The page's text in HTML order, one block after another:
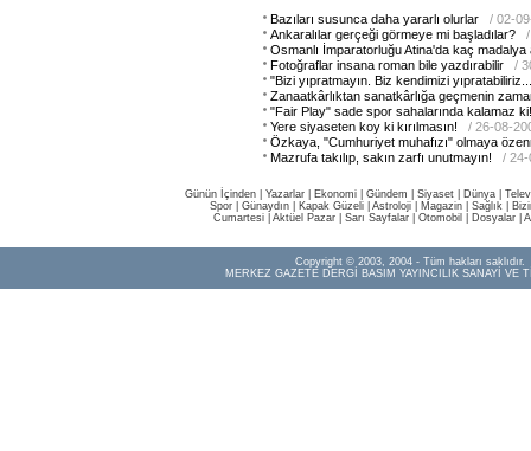
Bazıları susunca daha yararlı olurlar
/ 02-
Ankaralılar gerçeği görmeye mi başladılar?
Osmanlı İmparatorluğu Atina'da kaç madalya
Fotoğraflar insana roman bile yazdırabilir
/
"Bizi yıpratmayın. Biz kendimizi
Zanaatkârlıktan sanatkârlığa geçmenin
"Fair Play" sade spor sahalarında kalamaz ki!
Yere siyaseten koy ki kırılmasın!
/ 26-08-
Özkaya, "Cumhuriyet muhafızı" olmaya
Mazrufa takılıp, sakın zarfı unutmayın!
/ 24-
Günün İçinden Yazarlar Ekonomi Gündem Siyaset Dünya |
Spor
Günaydın Kapak Güzeli Astroloji Magazin Sağlık
Cumartesi| Aktüel Pazar| Sarı Sayfalar| Otomobil Dosyalar|
Copyright © 2003, 2004 - Tüm hakları saklıdır.
MERKEZ GAZETE DERGİ BASIM YAYINCILIK SANAYİ VE